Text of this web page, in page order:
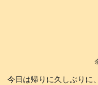
今日は帰りに久しぶりに